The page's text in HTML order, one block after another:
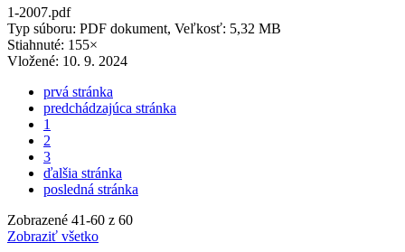
1-2007.pdf
Typ súboru: PDF dokument, Veľkosť: 5,32 MB
Stiahnuté: 155×
Vložené: 10. 9. 2024
prvá stránka
predchádzajúca stránka
1
2
3
ďalšia stránka
posledná stránka
Zobrazené 41-60 z 60
Zobraziť všetko